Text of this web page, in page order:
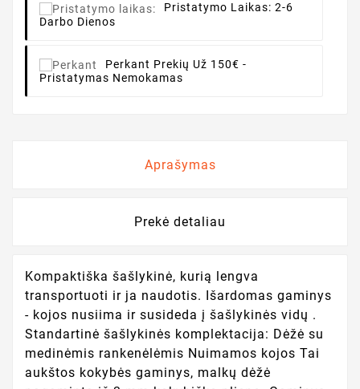
Pristatymo Laikas: 2-6
Darbo Dienos
Perkant Prekių Už 150€ -
Pristatymas Nemokamas
Aprašymas
Prekė detaliau
Kompaktiška šašlykinė, kurią lengva
transportuoti ir ja naudotis. Išardomas gaminys
- kojos nusiima ir susideda į šašlykinės vidų .
Standartinė šašlykinės komplektacija: Dėžė su
medinėmis rankenėlėmis Nuimamos kojos Tai
aukštos kokybės gaminys, malkų dėžė